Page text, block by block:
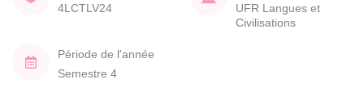
4LCTLV24
UFR Langues et
Civilisations
Période de l'année
Semestre 4